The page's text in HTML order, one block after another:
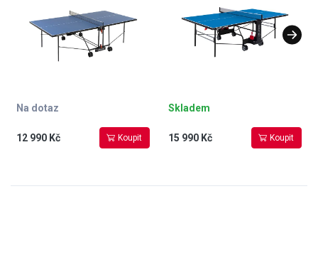
Na dotaz
12 990 Kč Koupit
25 x 25 mm, síťka s napínáním
součástí stolu, držák na pálky
a míčky, bezpečný
mechanismus sklopení stolu,
Skladem
15 990 Kč Koupit